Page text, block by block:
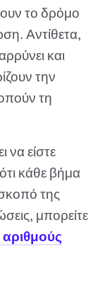
το δρόμο
Αντίθετα,
και
την
τη
να είστε
κάθε βήμα
της
μπορείτε
αριθμούς